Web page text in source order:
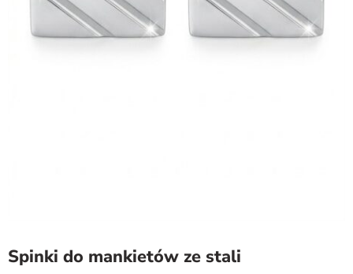
Spinki do mankietów ze stali